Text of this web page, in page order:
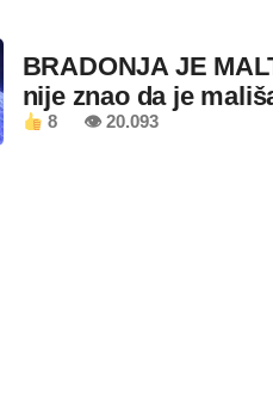
BRADONJA JE
nije znao da je
8 👁 20.093